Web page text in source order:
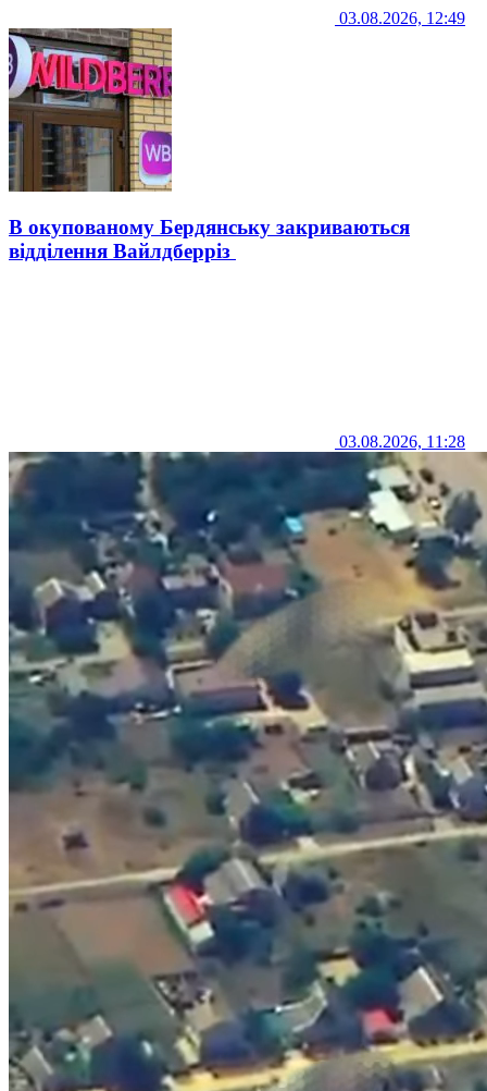
03.08.2026, 12:49
В окупованому Бердянську закриваються
відділення Вайлдберріз
03.08.2026, 11:28